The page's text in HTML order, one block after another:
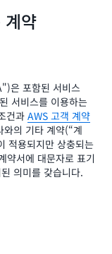
약
은 포함된 서비스
서비스를 이용하는
건과 AWS 고객 계약
의 기타 계약(“계
적용되지만 상충되는
약서에 대문자로 표기
의미를 갖습니다.